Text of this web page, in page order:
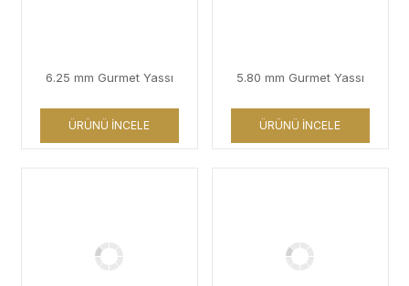
6.25 mm Gurmet Yassı
ÜRÜNÜ İNCELE
5.80 mm Gurmet Yassı
ÜRÜNÜ İNCELE